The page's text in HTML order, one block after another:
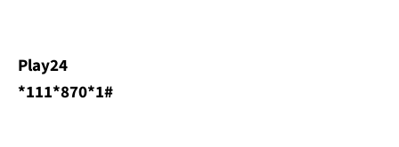
Play24
*111*870*1#